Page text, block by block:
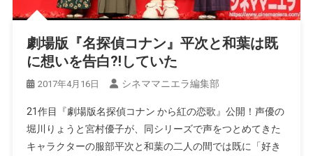
劇場版『名探偵コナン』平次と和葉は既
に想いを告白?!していた
2017年4月16日 シネママニエラ編集部
21作目『劇場版名探偵コナン から紅の恋歌』公開！声優の
堀川りょうと宮村優子が、同シリーズで声をつとめてきた
キャラクターの服部平次と和葉の二人の間では既に「好き